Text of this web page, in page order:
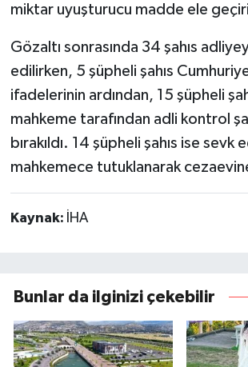
miktar uyuşturucu madde ele
Gözaltı sonrasında 34 şahıs
edilirken, 5 şüpheli şahıs
ifadelerinin ardından, 15 şüpheli
mahkeme tarafından adli kontrol
bırakıldı. 14 şüpheli şahıs ise sevk
mahkemece tutuklanarak
Kaynak: İHA
Bunlar da ilginizi çekebilir